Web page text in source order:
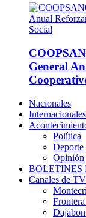
General
Nacionales
Internacionales
Política
Deporte
Opinión
BOLETINES
Canales de